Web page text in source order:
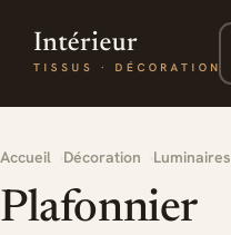
Accueil Décoration Luminaires
Plafonnier